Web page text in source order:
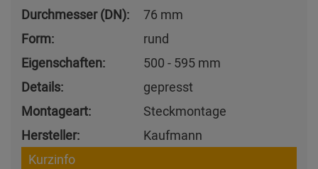
Durchmesser (DN):
76 mm
Form:
rund
Eigenschaften:
500 - 595 mm
Details:
gepresst
Montageart:
Steckmontage
Hersteller:
Kaufmann
Kurzinfo